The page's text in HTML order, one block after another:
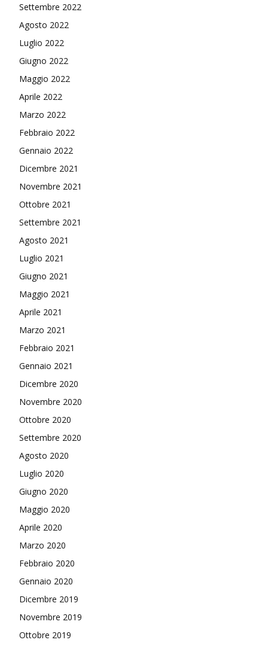
Settembre 2022
Agosto 2022
Luglio 2022
Giugno 2022
Maggio 2022
Aprile 2022
Marzo 2022
Febbraio 2022
Gennaio 2022
Dicembre 2021
Novembre 2021
Ottobre 2021
Settembre 2021
Agosto 2021
Luglio 2021
Giugno 2021
Maggio 2021
Aprile 2021
Marzo 2021
Febbraio 2021
Gennaio 2021
Dicembre 2020
Novembre 2020
Ottobre 2020
Settembre 2020
Agosto 2020
Luglio 2020
Giugno 2020
Maggio 2020
Aprile 2020
Marzo 2020
Febbraio 2020
Gennaio 2020
Dicembre 2019
Novembre 2019
Ottobre 2019